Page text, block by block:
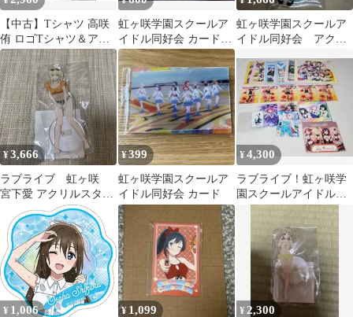
【中古】Tシャツ 高咲
侑 ロゴTシャツ＆アク
リルキーホルダーセッ
ト ブラック Lサイズ
「ラブライブ!虹ヶ咲学
園スクールアイドル同
好会 BLACK
COLLECTION by
ZOZOTOWN」
虹ヶ咲学園スクールア
イドル同好会 カード類
まとめ売り
虹ヶ咲学園スクールア
イドル同好会 アクリ
¥3,666
ラブライブ 虹ヶ咲
宮下愛 アクリルスタン
ド SummerCollection
¥399
虹ヶ咲学園スクールア
イドル同好会 カード
¥4,300
ラブライブ！虹ヶ咲学
園スクールアイドル同
¥ 1,006 ¥ 1,099 ¥ 2,300